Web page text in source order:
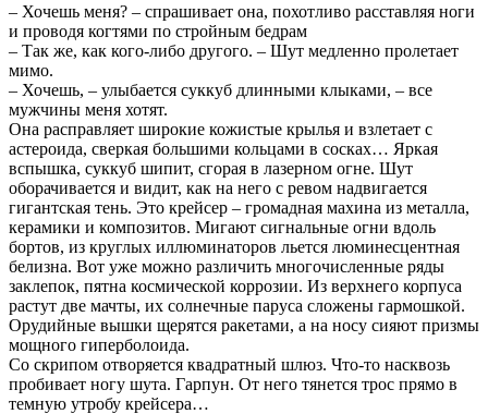
– Хочешь меня? – спрашивает она, похотливо расставляя ноги
и проводя когтями по стройным бедрам
– Так же, как кого-либо другого. – Шут медленно пролетает
мимо.
– Хочешь, – улыбается суккуб длинными клыками, – все
мужчины меня хотят.
Она расправляет широкие кожистые крылья и взлетает с
астероида, сверкая большими кольцами в сосках… Яркая
вспышка, суккуб шипит, сгорая в лазерном огне. Шут
оборачивается и видит, как на него с ревом надвигается
гигантская тень. Это крейсер – громадная махина из металла,
керамики и композитов. Мигают сигнальные огни вдоль
бортов, из круглых иллюминаторов льется люминесцентная
белизна. Вот уже можно различить многочисленные ряды
заклепок, пятна космической коррозии. Из верхнего корпуса
растут две мачты, их солнечные паруса сложены гармошкой.
Орудийные вышки щерятся ракетами, а на носу сияют призмы
мощного гиперболоида.
Со скрипом отворяется квадратный шлюз. Что-то насквозь
пробивает ногу шута. Гарпун. От него тянется трос прямо в
темную утробу крейсера…